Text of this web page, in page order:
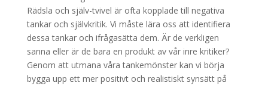
Rädsla och själv-tvivel är ofta kopplade till negativa
tankar och självkritik. Vi måste lära oss att identifiera
dessa tankar och ifrågasätta dem. Är de verkligen
sanna eller är de bara en produkt av vår inre kritiker?
Genom att utmana våra tankemönster kan vi börja
bygga upp ett mer positivt och realistiskt synsätt på